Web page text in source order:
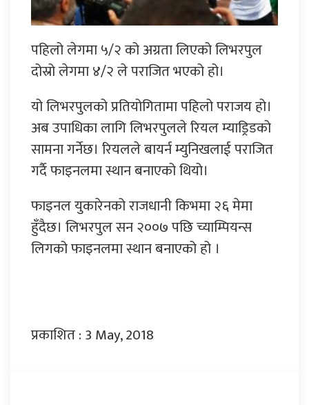
पहिलो लेगमा ५/२ को अग्रता लिएको लिभरपुल
दोस्रो लेगमा ४/२ ले पराजित भएको हो।
यो लिभरपुलको प्रतियोगितामा पहिलो पराजय हो।
अब उपाधिका लागि लिभरपुलले रियल म्याड्रिडको
सामना गर्नेछ। रियलले बायर्न म्युनिखलाई पराजित
गर्दै फाइनलमा स्थान बनाएको थियो।
फाइनल युकारेनको राजधानी किभमा २६ मेमा
हुँदैछ। लिभरपुल सन २००७ पछि च्याम्पियन्स
लिगको फाइनलमा स्थान बनाएको हो ।
प्रकाशित : 3 May, 2018